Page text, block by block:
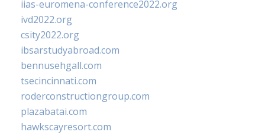
iias-euromena-conference2022.org
ivd2022.org
csity2022.org
ibsarstudyabroad.com
bennusehgall.com
tsecincinnati.com
roderconstructiongroup.com
plazabatai.com
hawkscayresort.com